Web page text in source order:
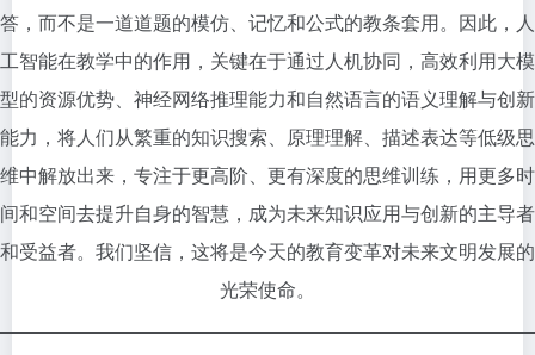
答，而不是一道道题的模仿、记忆和公式的教条套用。因此，人
工智能在教学中的作用，关键在于通过人机协同，高效利用大模
型的资源优势、神经网络推理能力和自然语言的语义理解与创新
能力，将人们从繁重的知识搜索、原理理解、描述表达等低级思
维中解放出来，专注于更高阶、更有深度的思维训练，用更多时
间和空间去提升自身的智慧，成为未来知识应用与创新的主导者
和受益者。我们坚信，这将是今天的教育变革对未来文明发展的
光荣使命。